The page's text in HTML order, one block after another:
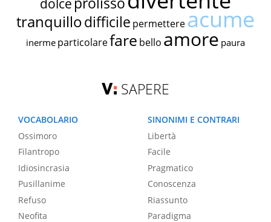
dolce
tranquillodifficile permettereacume
inerme particolarefare bello amore paura
SAPERE
VOCABOLARIO
Ossimoro
Filantropo
Idiosincrasia
Pusillanime
Refuso
Neofita
SINONIMI E CONTRARI
Libertà
Facile
Pragmatico
Conoscenza
Riassunto
Paradigma